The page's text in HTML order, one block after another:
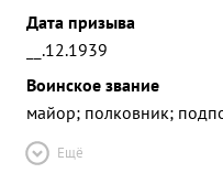
Дата призыва
__.12.1939
Воинское звание
майор; полковник;
Ещё